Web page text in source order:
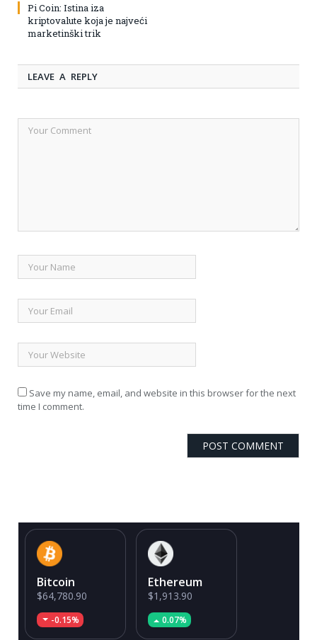
Pi Coin: Istina iza
kriptovalute koja je najveći
marketinški trik
LEAVE A REPLY
Save my name, email, and website in this browser for the next
time I comment.
Bitcoin
$64,780.90
-0.15%
Ethereum
$1,913.90
0.07%